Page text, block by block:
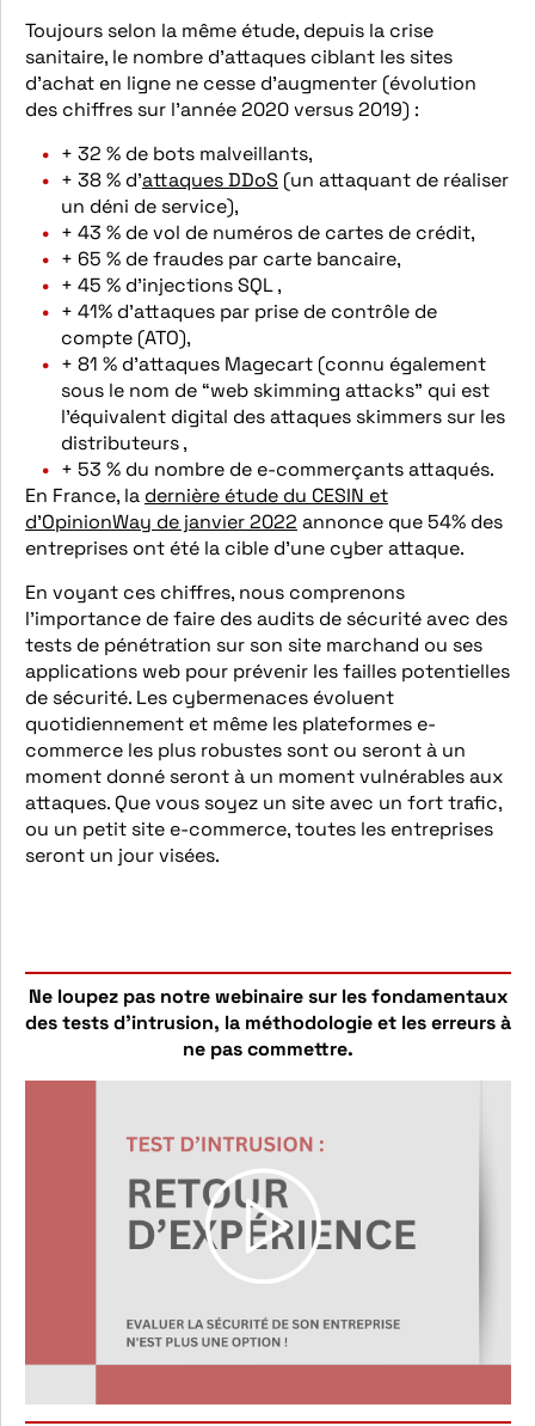
Toujours selon la même étude, depuis la crise
sanitaire, le nombre d’attaques ciblant les sites
d’achat en ligne ne cesse d’augmenter (évolution
des chiffres sur l’année 2020 versus 2019) :
+ 32 % de bots malveillants,
+ 38 % d’attaques DDoS (un attaquant de réaliser
un déni de service),
+ 43 % de vol de numéros de cartes de crédit,
+ 65 % de fraudes par carte bancaire,
+ 45 % d’injections SQL ,
+ 41% d’attaques par prise de contrôle de
compte (ATO),
+ 81 % d’attaques Magecart (connu également
sous le nom de “web skimming attacks” qui est
l’équivalent digital des attaques skimmers sur les
distributeurs ,
+ 53 % du nombre de e-commerçants attaqués.
En France, la dernière étude du CESIN et
d’OpinionWay de janvier 2022 annonce que 54% des
entreprises ont été la cible d’une cyber attaque.
En voyant ces chiffres, nous comprenons
l’importance de faire des audits de sécurité avec des
tests de pénétration sur son site marchand ou ses
applications web pour prévenir les failles potentielles
de sécurité. Les cybermenaces évoluent
quotidiennement et même les plateformes e-
commerce les plus robustes sont ou seront à un
moment donné seront à un moment vulnérables aux
attaques. Que vous soyez un site avec un fort trafic,
ou un petit site e-commerce, toutes les entreprises
seront un jour visées.
Ne loupez pas notre webinaire sur les fondamentaux
des tests d’intrusion, la méthodologie et les erreurs à
ne pas commettre.